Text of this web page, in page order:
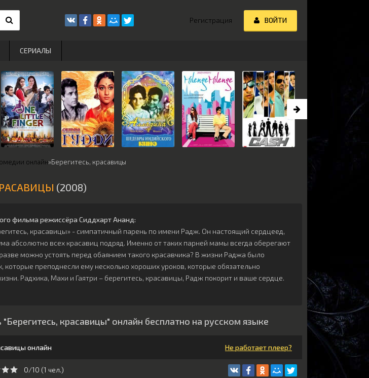
онлайн»Берегитесь, красавицы
(2008)
фильма режиссёра Сиддхарт Ананд:
красавицы» - симпатичный парень по имени Радж. Он настоящий сердцеед,
абсолютно всех красавиц подряд. Именно от таких парней мамы всегда оберегают
можно устоять перед обаянием такого красавчика? В жизни Раджа было
которые преподнесли ему несколько хороших уроков, которые обязательно
Радхика, Махи и Гаятри – берегитесь, красавицы, Радж покорит и ваше сердце.
"Берегитесь, красавицы" онлайн бесплатно на русском языке
онлайн Не работает плеер?
0/10 (1 чeл.)
Регистрация ВОЙТИ
СЕРИАЛЫ